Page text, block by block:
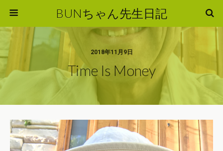
BUNちゃん先生日記
2018年11月9日
Time Is Money